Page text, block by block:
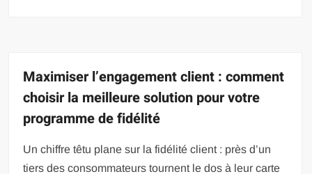
Maximiser l’engagement client : comment
choisir la meilleure solution pour votre
programme de fidélité
Un chiffre têtu plane sur la fidélité client : près d’un
tiers des consommateurs tournent le dos à leur carte